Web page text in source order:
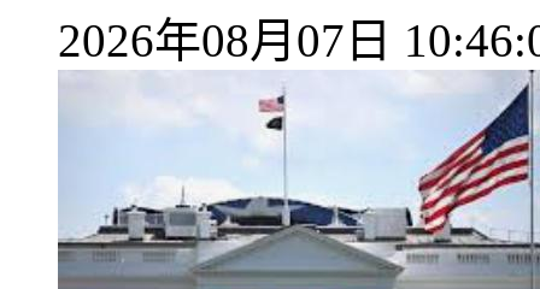
2026年08月07日